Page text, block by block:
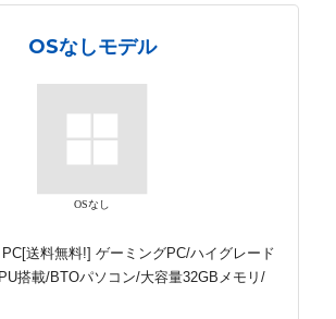
OSなしモデル
OSなし
送料無料!] ゲーミングPC/ハイグレード
搭載/BTOパソコン/大容量32GBメモリ/